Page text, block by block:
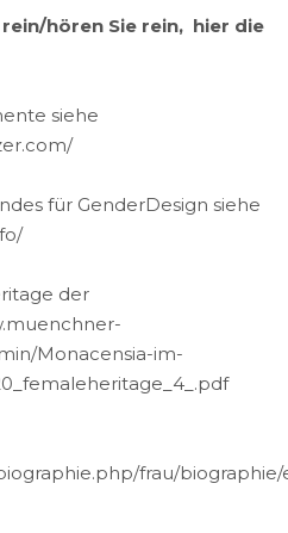
hören Sie rein, hier die
siehe
für GenderDesign siehe
der
Monacensia-im-
frau/biographie/